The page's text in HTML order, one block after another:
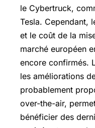
le Cybertruck,
Tesla. Cependant,
et le coût de la
marché européen
encore confirmés.
les améliorations
probablement
over-the-air,
bénéficier des